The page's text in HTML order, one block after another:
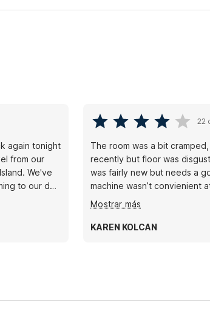
again tonight
from our
We've
to our dog
22
The room was a bit
recently but floor was
was fairly new but needs a
machine wasn’t convienient
available. The price was
Mostrar más
KAREN KOLCAN